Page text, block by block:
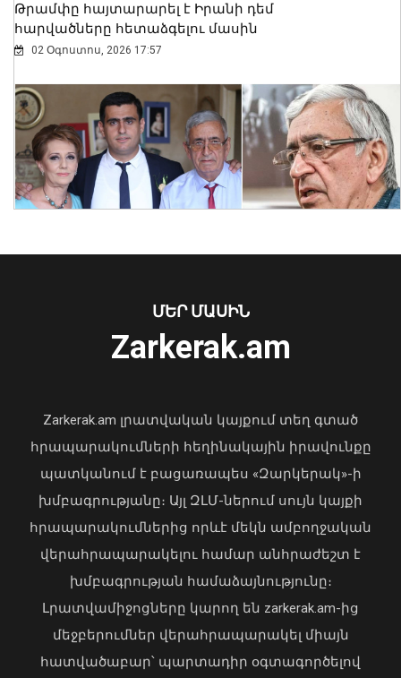
Ծաղկաձորը կընդունի շախմատի
աշխարհի դպրոցական թիմերի
Ճապոնիայում ՀՀ դեսպանը
մասնակցել է Հիրոշիմայի զոհերի
հիշատակի արարողությանը
06 Օգոստոս, 2026 20:56
Թրամփը հայտարարել է Իրանի դեմ
հարվածները հետաձգելու մասին
02 Օգոստոս, 2026 17:57
«Պարտվեցինք դաժան հիվանդության
04 Օգոստոս, 2026 19:12
ՄԵՐ ՄԱՍԻՆ
Zarkerak.am
Zarkerak.am լրատվական կայքում տեղ գտած
հրապարակումների հեղինակային իրավունքը
պատկանում է բացառապես «Զարկերակ»-ի
խմբագրությանը։ Այլ ԶԼՄ-ներում սույն կայքի
հրապարակումներից որևէ մեկն ամբողջական
վերահրապարակելու համար անհրաժեշտ է
խմբագրության համաձայնությունը։
Լրատվամիջոցները կարող են zarkerak.am-ից
մեջբերումներ վերահրապարակել միայն
հատվածաբար՝ պարտադիր օգտագործելով